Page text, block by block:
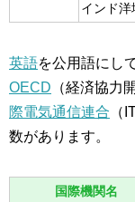
インド洋
英語を公用語にし
OECD （経済協力
際電気通信連合 （
数があります。
国際機関名